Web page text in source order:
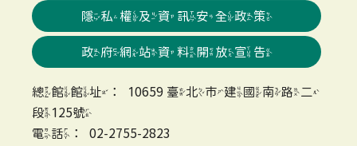
隱私權及資訊安全政策
政府網站資料開放宣告
總館館址：10659 臺北市建國南路二
段125號
電話：02-2755-2823